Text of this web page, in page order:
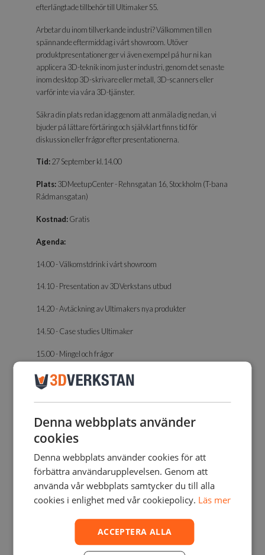
efterlängtade tillbehör till Ultimaker S5.
Arbetar du inom tillverkande industri? Välkommen till en
spännande eftermiddag i vårt showroom. Utöver
produktpresentationer ger vi även exempel på hur ni kan
applicera 3D-teknik inom just er industri, genom det senaste
inom desktop 3D-skrivare eller metall, 3D-scanners eller
varför inte via våra 3D-tjänster.
Säkra din plats redan idag genom att anmäla dig nedan, vi
bjuder på lättare förtäring och självklart finns tid för
diskussion eller frågor efter presentationerna.
Tid:27 September kl.14.00
Plats:3DMeetupCenter - Rehnsgatan 16, Stockholm (T-bana
Rådmansgatan)
Kostnad:Gratis
Agenda:
14.00 - Välkomstdrink i vårt showroom
14.10 - Presentation av 3DVerkstans utbud
14.20 - Avtäckning av Ultimakers nya produkter
14.50 - Case studies Ultimaker
15.00 - Mingel och frågor
Varmt välkommen!
Denna webbplats använder
cookies
Denna webbplats använder cookies för att
förbättra användarupplevelsen. Genom att
använda vår webbplats samtycker du till alla
cookies i enlighet med vår cookiepolicy. Läs mer
ACCEPTERA ALLA